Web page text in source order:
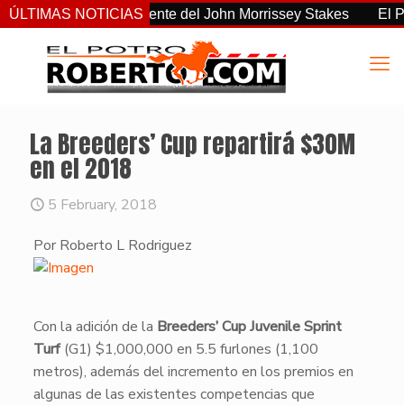
ÚLTIMAS NOTICIAS
el más consistente del John Morrissey Stakes El
La Breeders’ Cup repartirá $30M
en el 2018
5 February, 2018
Por Roberto L Rodriguez
​Con la adición de la Breeders’ Cup Juvenile Sprint
Turf(G1) $1,000,000 en 5.5 furlones (1,100
metros), además del incremento en los premios en
algunas de las existentes competencias que